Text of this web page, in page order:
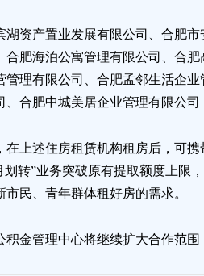
湖资产置业发展有限公司、合肥
合肥海泊公寓管理有限公司、合
管理有限公司、合肥孟邻生活企
、合肥中城美居企业管理有限公
在上述住房租赁机构租房后，可
划转”业务突破原有提取额度上限
民、青年群体租好房的需求。
积金管理中心将继续扩大合作范